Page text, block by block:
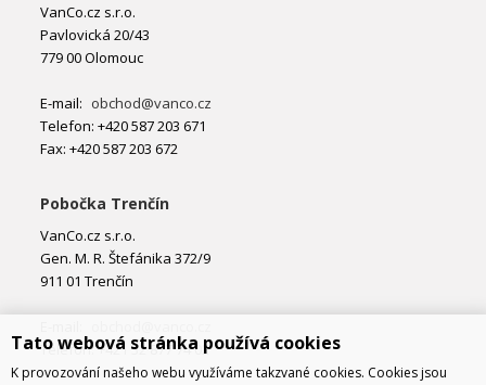
VanCo.cz s.r.o.
Pavlovická 20/43
779 00 Olomouc
E-mail: obchod@vanco.cz
Telefon: +420 587 203 671
Fax: +420 587 203 672
Pobočka Trenčín
VanCo.cz s.r.o.
Gen. M. R. Štefánika 372/9
911 01 Trenčín
Telefon: +421 32 877 74 02
Tato webová stránka používá cookies
K provozování našeho webu využíváme takzvané cookies. Cookies jsou